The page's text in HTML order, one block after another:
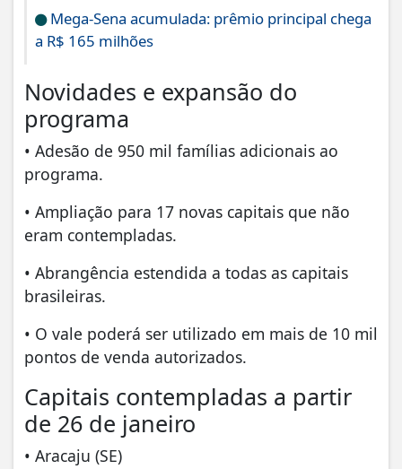
Mega-Sena acumulada: prêmio principal chega
a R$ 165 milhões
Novidades e expansão do
programa
• Adesão de 950 mil famílias adicionais ao
programa.
• Ampliação para 17 novas capitais que não
eram contempladas.
• Abrangência estendida a todas as capitais
brasileiras.
• O vale poderá ser utilizado em mais de 10 mil
pontos de venda autorizados.
Capitais contempladas a partir
de 26 de janeiro
• Aracaju (SE)